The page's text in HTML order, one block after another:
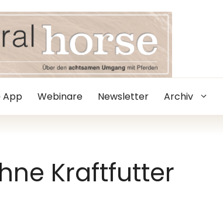
App Webinare Newsletter Archiv
Kraftfutter